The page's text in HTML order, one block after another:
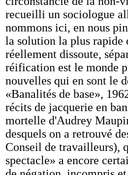
recueilli un sociologue
nommons ici, en nous
la solution la plus rapide
réellement dissoute,
réification est le monde
nouvelles qui en sont le
«Banalités de base»,
récits de jacquerie en
mortelle d'Audrey
desquels on a retrouvé
Conseil de travailleurs),
spectacle» a encore